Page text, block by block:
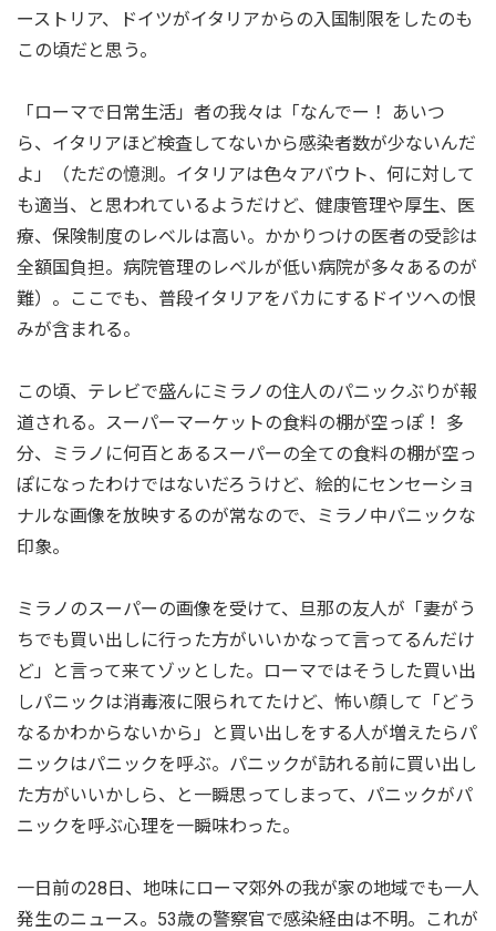
ーストリア、ドイツがイタリアからの入国制限をしたのも
この頃だと思う。
「ローマで日常生活」者の我々は「なんでー！ あいつ
ら、イタリアほど検査してないから感染者数が少ないんだ
よ」（ただの憶測。イタリアは色々アバウト、何に対して
も適当、と思われているようだけど、健康管理や厚生、医
療、保険制度のレベルは高い。かかりつけの医者の受診は
全額国負担。病院管理のレベルが低い病院が多々あるのが
難）。ここでも、普段イタリアをバカにするドイツへの恨
みが含まれる。
この頃、テレビで盛んにミラノの住人のパニックぶりが報
道される。スーパーマーケットの食料の棚が空っぽ！ 多
分、ミラノに何百とあるスーパーの全ての食料の棚が空っ
ぽになったわけではないだろうけど、絵的にセンセーショ
ナルな画像を放映するのが常なので、ミラノ中パニックな
印象。
ミラノのスーパーの画像を受けて、旦那の友人が「妻がう
ちでも買い出しに行った方がいいかなって言ってるんだけ
ど」と言って来てゾッとした。ローマではそうした買い出
しパニックは消毒液に限られてたけど、怖い顔して「どう
なるかわからないから」と買い出しをする人が増えたらパ
ニックはパニックを呼ぶ。パニックが訪れる前に買い出し
た方がいいかしら、と一瞬思ってしまって、パニックがパ
ニックを呼ぶ心理を一瞬味わった。
一日前の28日、地味にローマ郊外の我が家の地域でも一人
発生のニュース。53歳の警察官で感染経由は不明。これが